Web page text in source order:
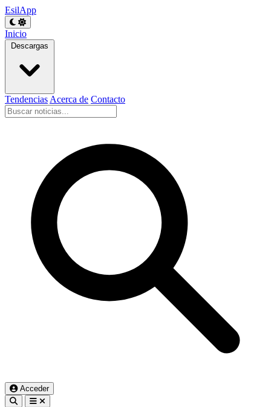
EsilApp
Inicio
Descargas
Tendencias Acerca de Contacto
Acceder